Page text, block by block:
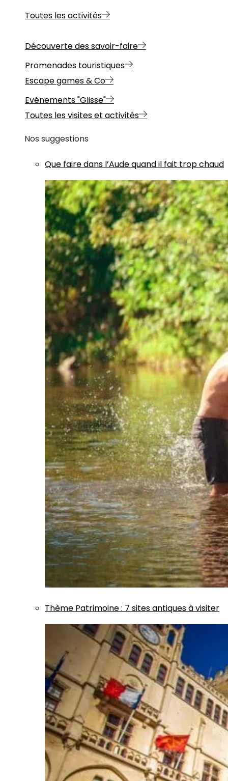
Toutes les activités
Découverte des savoir-faire
Promenades touristiques
Escape games & Co
Evénements "Glisse"
Toutes les visites et activités
Nos suggestions
Que faire dans l’Aude quand il fait trop chaud
Thème Patrimoine: 7 sites antiques à visiter